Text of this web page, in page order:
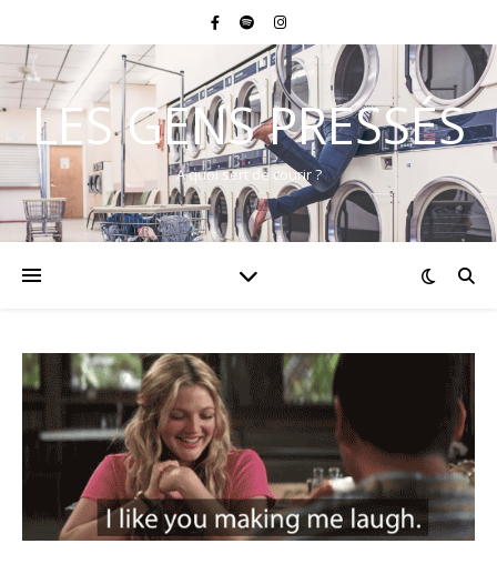
LES GENS PRESSÉS
A quoi sert de courir ?